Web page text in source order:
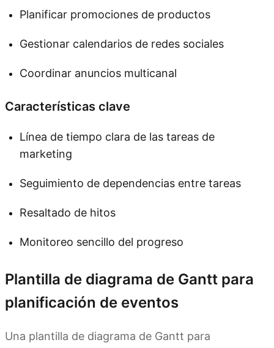
Planificar promociones de productos
Gestionar calendarios de redes sociales
Coordinar anuncios multicanal
Características clave
Línea de tiempo clara de las tareas de
marketing
Seguimiento de dependencias entre tareas
Resaltado de hitos
Monitoreo sencillo del progreso
Plantilla de diagrama de Gantt para
planificación de eventos
Una plantilla de diagrama de Gantt para